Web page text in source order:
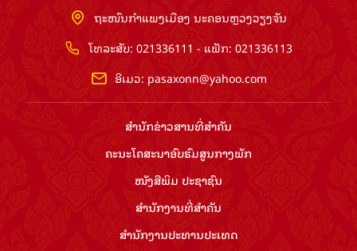
ຖະໜົນກຳແພງເມືອງ ນະຄອນຫຼວງວຽງຈັນ
ໂທລະສັບ: 021336111 - ແຟັກ: 021336113
ອີເມວ: pasaxonn@yahoo.com
ສຳ​ນັກ​ຂ່າວ​ສານ​ທີ່​ສຳ​ຄັນ​
ຄະນະໂຄສະນາອົບຮົມ​ສູນ​ກາງ​ພັກ
ໜັງສືພິມ ປະ​ຊາ​ຊົນ
ສຳ​ນັກ​ງານ​ທີ່​ສຳ​ຄັນ
ສຳ​ນັກ​ງານ​ປະ​ທານ​ປະ​ເທດ